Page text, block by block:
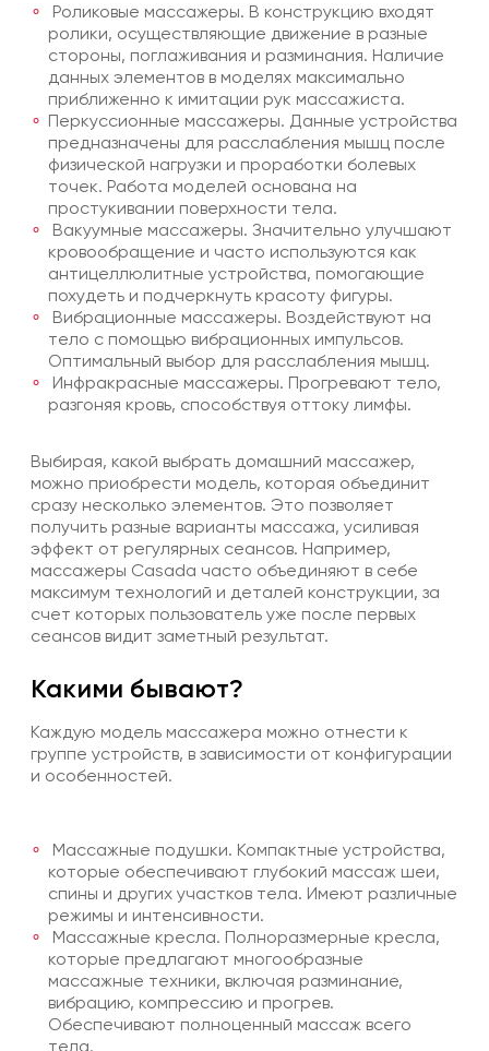
Роликовые массажеры. В конструкцию входят
ролики, осуществляющие движение в разные
стороны, поглаживания и разминания. Наличие
данных элементов в моделях максимально
приближенно к имитации рук массажиста.
Перкуссионные массажеры. Данные устройства
предназначены для расслабления мышц после
физической нагрузки и проработки болевых
точек. Работа моделей основана на
простукивании поверхности тела.
Вакуумные массажеры. Значительно улучшают
кровообращение и часто используются как
антицеллюлитные устройства, помогающие
похудеть и подчеркнуть красоту фигуры.
Вибрационные массажеры. Воздействуют на
тело с помощью вибрационных импульсов.
Оптимальный выбор для расслабления мышц.
Инфракрасные массажеры. Прогревают тело,
разгоняя кровь, способствуя оттоку лимфы.
Выбирая, какой выбрать домашний массажер,
можно приобрести модель, которая объединит
сразу несколько элементов. Это позволяет
получить разные варианты массажа, усиливая
эффект от регулярных сеансов. Например,
массажеры Casada часто объединяют в себе
максимум технологий и деталей конструкции, за
счет которых пользователь уже после первых
сеансов видит заметный результат.
Какими бывают?
Каждую модель массажера можно отнести к
группе устройств, в зависимости от конфигурации
и особенностей.
Массажные подушки. Компактные устройства,
которые обеспечивают глубокий массаж шеи,
спины и других участков тела. Имеют различные
режимы и интенсивности.
Массажные кресла. Полноразмерные кресла,
которые предлагают многообразные
массажные техники, включая разминание,
вибрацию, компрессию и прогрев.
Обеспечивают полноценный массаж всего
тела.